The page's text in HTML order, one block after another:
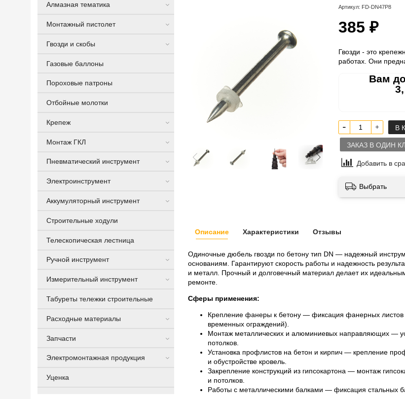
Артикул: FD-DN47P8
385 ₽
Гвозди - это
работах. Они
Вам
В
ЗАКАЗ В ОДИН
Добавить в
Выбрать
Описание
Одиночные дюбель гвозди по бетону тип DN — надежный
основаниям. Гарантируют скорость работы и надежность
и металл. Прочный и долговечный материал делает их
ремонте.
Сферы применения:
Крепление фанеры к бетону — фиксация фанерных листов
временных ограждений).
Монтаж металлических и алюминиевых направляющих —
потолков.
Установка профлистов на бетон и кирпич — крепление
и обустройстве кровель.
Закрепление конструкций из гипсокартона — монтаж
и потолков.
Работы с металлическими балками — фиксация стальных
Характеристики Отзывы
Алмазная тематика
Монтажный пистолет
Гвозди и скобы
Газовые баллоны
Пороховые патроны
Отбойные молотки
Крепеж
Монтаж ГКЛ
Пневматический инструмент
Электроинструмент
Аккумуляторный инструмент
Строительные ходули
Телескопическая лестница
Ручной инструмент
Измерительный инструмент
Табуреты тележки строительные
Расходные материалы
Запчасти
Электромонтажная продукция
Уценка